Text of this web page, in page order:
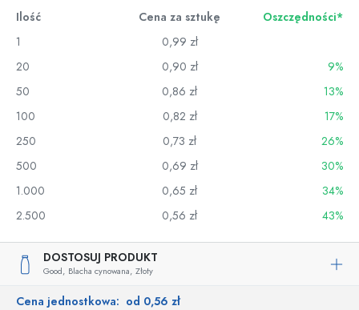
Ilość Cena za sztukę
Oszczędności*
1
0,99 zł
20
0,90 zł
9%
50
0,86 zł
13%
100
0,82 zł
17%
250
0,73 zł
26%
500
0,69 zł
30%
1.000
0,65 zł
34%
2.500
0,56 zł 43%
DOSTOSUJ PRODUKT
Good, Blacha cynowana, Złoty
Cena jednostkowa: od 0,56 zł